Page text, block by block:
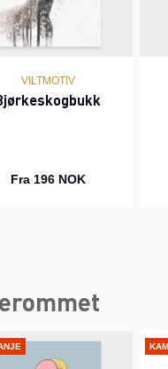
VILTMOTIV
Fra 196 NOK